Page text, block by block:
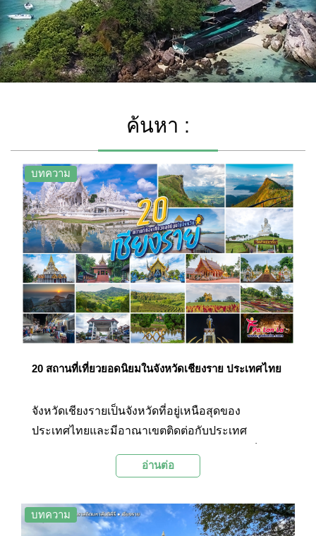
ค้นหา :
บทความ
20 สถานที่เที่ยวยอดนิยมในจังหวัดเชียงราย ประเทศไทย
จังหวัดเชียงรายเป็นจังหวัดที่อยู่เหนือสุดของ
ประเทศไทยและมีอาณาเขตติดต่อกับประเทศ
จังหวัดยอดนิยมในการท่องเที่ยวอีกแห่งหนึ่งของ
ชม ไม่ว่าจะเป็นสถานที่ท่องเที่ยวทางธรรมชาติที่เป็น
จุดชมวิวทะเลหมอกอันสวยงามน่าประทับใจบนยอด
อ่านต่อ
บทความ